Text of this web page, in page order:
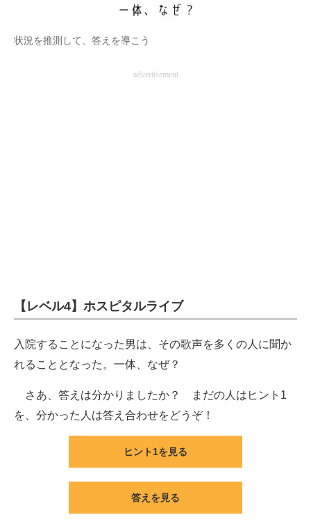
製造業のIT導入・活用を支援
モノづくり技術者専門サイト
状況を推測して、答えを導こう
advertisement
【レベル4】ホスピタルライブ
入院することになった男は、その歌声を多くの人に聞か
れることとなった。一体、なぜ？
さあ、答えは分かりましたか？ まだの人はヒント1
を、分かった人は答え合わせをどうぞ！
ヒント1を見る
答えを見る